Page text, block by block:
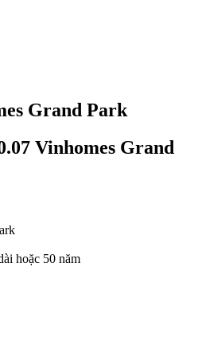
Grand Park
Vinhomes Grand
hoặc 50 năm